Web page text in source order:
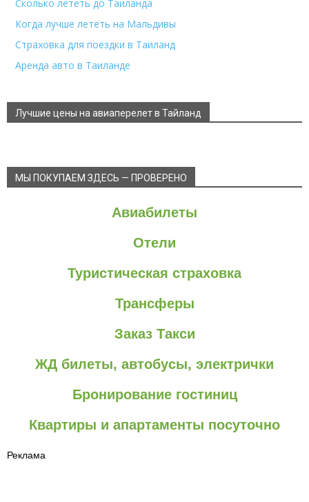
Сколько лететь до Таиланда
Когда лучше лететь на Мальдивы
Страховка для поездки в Таиланд
Аренда авто в Таиланде
Лучшие цены на авиаперелет в Тайланд
МЫ ПОКУПАЕМ ЗДЕСЬ — ПРОВЕРЕНО
Авиабилеты
Отели
Туристическая страховка
Трансферы
Заказ Такси
ЖД билеты, автобусы, электрички
Бронирование гостиниц
Квартиры и апартаменты посуточно
Реклама